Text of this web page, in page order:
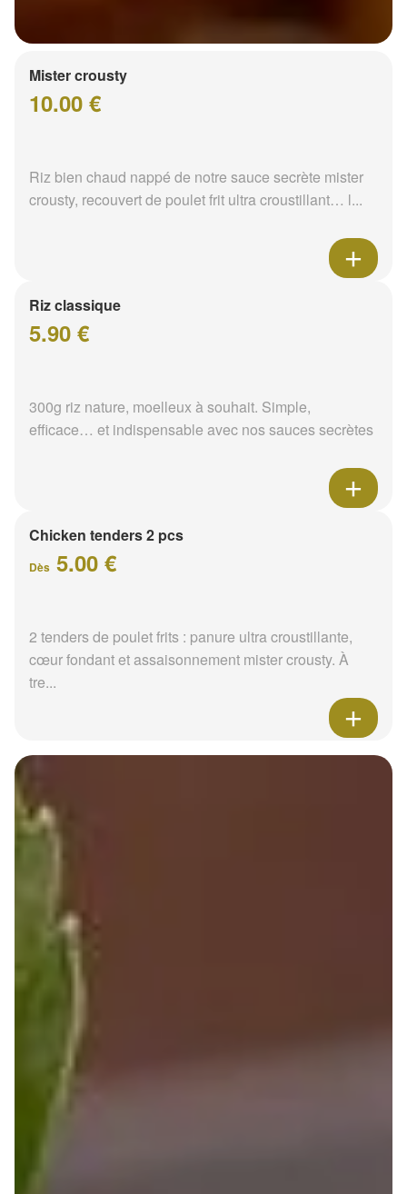
Mister crousty
10.00 €
Riz bien chaud nappé de notre sauce secrète mister
crousty, recouvert de poulet frit ultra croustillant… l...
Riz classique
5.90 €
300g riz nature, moelleux à souhait. Simple,
efficace… et indispensable avec nos sauces secrètes
Chicken tenders 2 pcs
Dès 5.00 €
2 tenders de poulet frits : panure ultra croustillante,
cœur fondant et assaisonnement mister crousty. À
tre...